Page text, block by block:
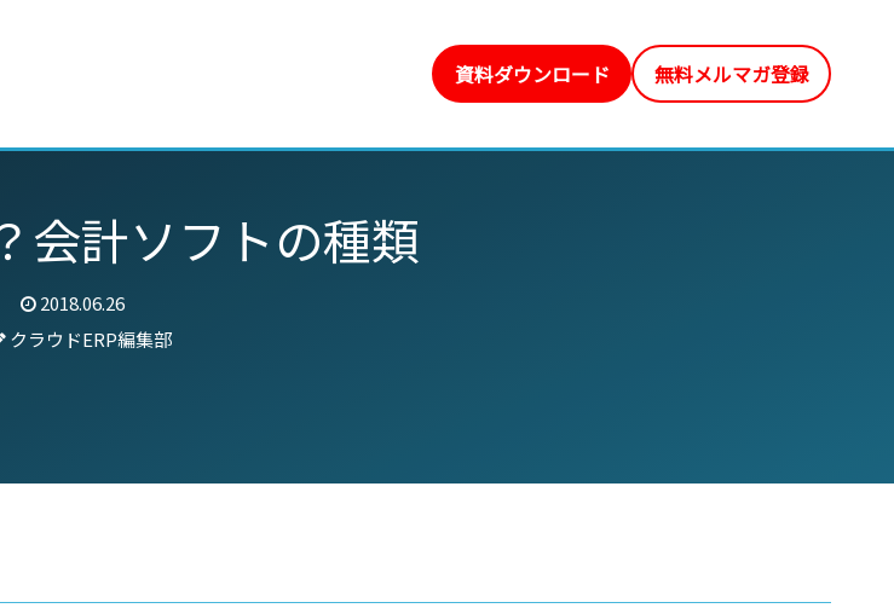
資料ダウンロード 無料メルマガ登録
会計ソフトの種類
2018.06.26
クラウドERP編集部